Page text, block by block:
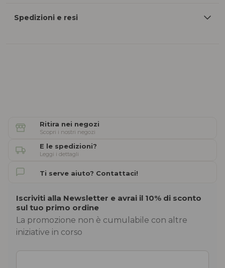
Spedizioni e resi
Ritira nei negozi
Scopri i nostri negozi
E le spedizioni?
Leggi i dettagli
Ti serve aiuto? Contattaci!
Iscriviti alla Newsletter e avrai il 10% di sconto
sul tuo primo ordine
La promozione non è cumulabile con altre
iniziative in corso